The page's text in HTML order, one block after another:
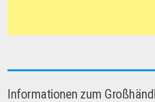
Informationen zum